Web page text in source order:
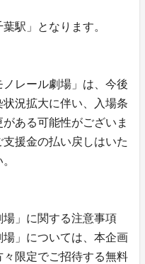
駅」となります。
ノレール劇場」は、今後
況拡大に伴い、入場条
ある可能性がございま
援金の払い戻しはいた
」に関する注意事項
場」については、本企画
限定でご招待する無料